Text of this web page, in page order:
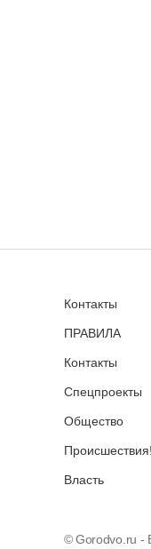
Контакты
ПРАВИЛА
Контакты
Спецпроекты
Общество
Происшествия!
Власть
© Gorodvo.ru -